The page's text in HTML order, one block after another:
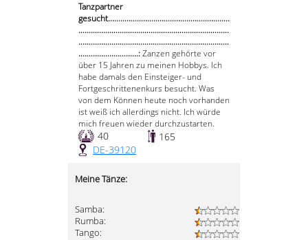
Tanzpartner
gesucht...........................................................
.........................................................................
.........................................................................
.............................:Zanzen gehörte vor
über 15 Jahren zu meinen Hobbys. Ich
habe damals den Einsteiger- und
Fortgeschrittenenkurs besucht. Was
von dem Können heute noch vorhanden
ist weiß ich allerdings nicht. Ich würde
mich freuen wieder durchzustarten.
40
165
DE-39120
Meine Tänze:
Samba:
Rumba:
Tango: